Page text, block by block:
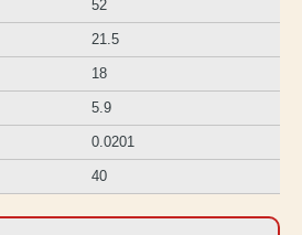
52
21.5
18
5.9
0.0201
40